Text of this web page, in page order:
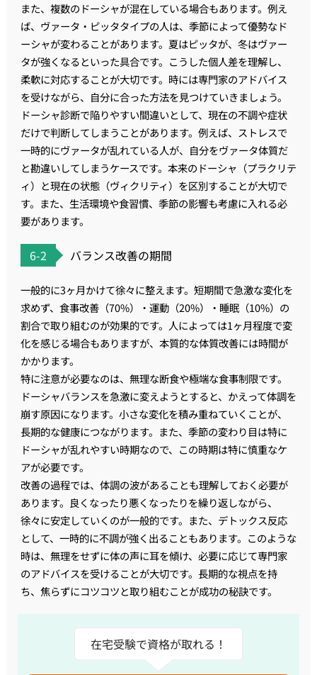
また、複数のドーシャが混在している場合もあります。例え
ば、ヴァータ・ピッタタイプの人は、季節によって優勢なド
ーシャが変わることがあります。夏はピッタが、冬はヴァー
タが強くなるといった具合です。こうした個人差を理解し、
柔軟に対応することが大切です。時には専門家のアドバイス
を受けながら、自分に合った方法を見つけていきましょう。
ドーシャ診断で陥りやすい間違いとして、現在の不調や症状
だけで判断してしまうことがあります。例えば、ストレスで
一時的にヴァータが乱れている人が、自分をヴァータ体質だ
と勘違いしてしまうケースです。本来のドーシャ（プラクリテ
ィ）と現在の状態（ヴィクリティ）を区別することが大切で
す。また、生活環境や食習慣、季節の影響も考慮に入れる必
要があります。
6-2 バランス改善の期間
一般的に3ヶ月かけて徐々に整えます。短期間で急激な変化を
求めず、食事改善（70%）・運動（20%）・睡眠（10%）の
割合で取り組むのが効果的です。人によっては1ヶ月程度で変
化を感じる場合もありますが、本質的な体質改善には時間が
かかります。
特に注意が必要なのは、無理な断食や極端な食事制限です。
ドーシャバランスを急激に変えようとすると、かえって体調を
崩す原因になります。小さな変化を積み重ねていくことが、
長期的な健康につながります。また、季節の変わり目は特に
ドーシャが乱れやすい時期なので、この時期は特に慎重なケ
アが必要です。
改善の過程では、体調の波があることも理解しておく必要が
あります。良くなったり悪くなったりを繰り返しながら、
徐々に安定していくのが一般的です。また、デトックス反応
として、一時的に不調が強く出ることもあります。このような
時は、無理をせずに体の声に耳を傾け、必要に応じて専門家
のアドバイスを受けることが大切です。長期的な視点を持
ち、焦らずにコツコツと取り組むことが成功の秘訣です。
在宅受験で資格が取れる！